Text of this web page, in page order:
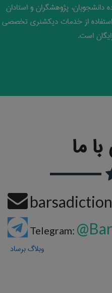
پژوهشگران و استادان
از خدمات دیکشنری تخصصی
است.
ما
Telegram:
وبلاگ برساد